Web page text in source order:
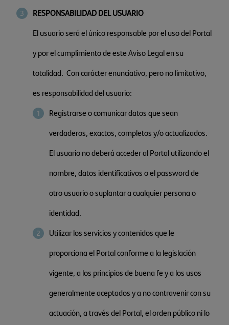
RESPONSABILIDAD DEL USUARIO
El usuario será el único responsable por el uso del Portal
y por el cumplimiento de este Aviso Legal en su
totalidad. Con carácter enunciativo, pero no limitativo,
es responsabilidad del usuario:
Registrarse o comunicar datos que sean
verdaderos, exactos, completos y/o actualizados.
El usuario no deberá acceder al Portal utilizando el
nombre, datos identificativos o el password de
otro usuario o suplantar a cualquier persona o
identidad.
Utilizar los servicios y contenidos que le
proporciona el Portal conforme a la legislación
vigente, a los principios de buena fe y a los usos
generalmente aceptados y a no contravenir con su
actuación, a través del Portal, el orden público ni lo